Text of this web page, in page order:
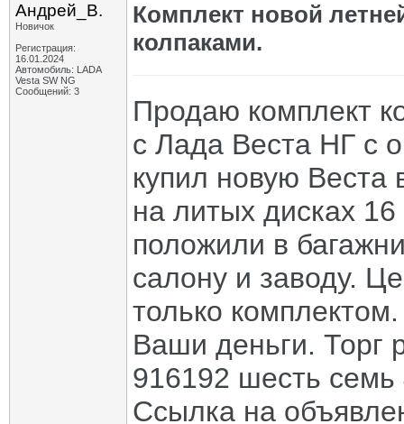
Андрей_В.
Новичок
Регистрация:
16.01.2024
Автомобиль: LADA
Vesta SW NG
Сообщений: 3
Комплект новой
колпаками.
Продаю комплект
с Лада Веста НГ с
купил новую Веста
на литых дисках
положили в
салону и заводу.
только
Ваши деньги. Торг
916192 шесть семь
Ссылка на